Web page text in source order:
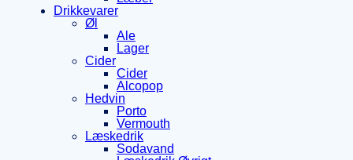
Drikkevarer
Øl
Ale
Lager
Cider
Cider
Alcopop
Hedvin
Porto
Vermouth
Læskedrik
Sodavand